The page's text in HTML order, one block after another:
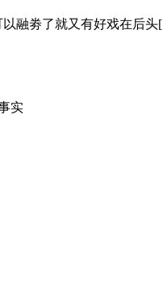
劵了就又有好戏在后头[
实